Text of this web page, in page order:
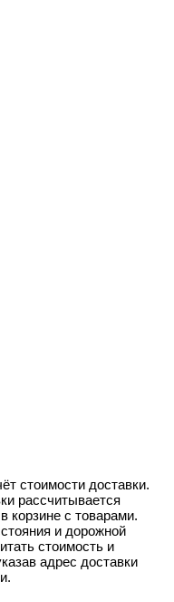
стоимости доставки.
рассчитывается
корзине с товарами.
и дорожной
стоимость и
адрес доставки